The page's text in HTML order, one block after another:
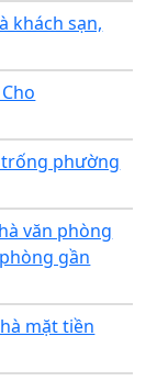
khách sạn,
trống phường
văn phòng
gần
mặt tiền